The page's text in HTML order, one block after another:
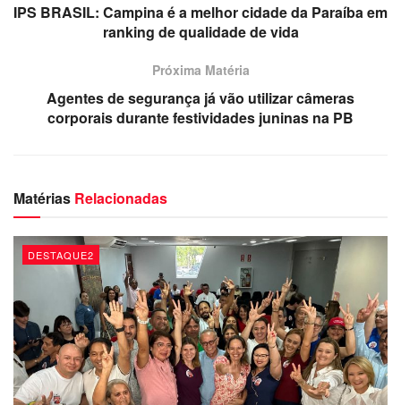
IPS BRASIL: Campina é a melhor cidade da Paraíba em
ranking de qualidade de vida
Próxima Matéria
Agentes de segurança já vão utilizar câmeras
corporais durante festividades juninas na PB
Matérias Relacionadas
DESTAQUE2